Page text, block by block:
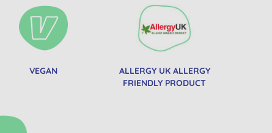
VEGAN
ALLERGY UK ALLERGY
FRIENDLY PRODUCT